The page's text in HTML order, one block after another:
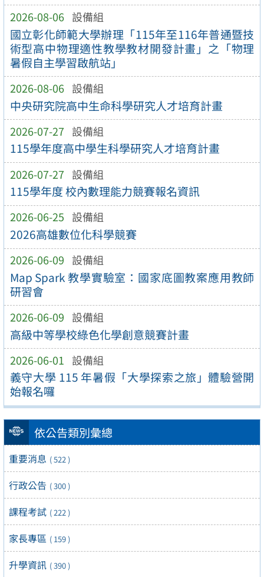
2026-08-06 設備組
國立彰化師範大學辦理「115年至116年普通暨技
術型高中物理適性教學教材開發計畫」之「物理
暑假自主學習啟航站」
2026-08-06 設備組
中央研究院高中生命科學研究人才培育計畫
2026-07-27 設備組
115學年度高中學生科學研究人才培育計畫
2026-07-27 設備組
115學年度 校內數理能力競賽報名資訊
2026-06-25 設備組
2026高雄數位化科學競賽
2026-06-09 設備組
Map Spark 教學實驗室：國家底圖教案應用教師
研習會
2026-06-09 設備組
高級中等學校綠色化學創意競賽計畫
2026-06-01 設備組
義守大學 115 年暑假「大學探索之旅」體驗營開
始報名囉
依公告類別彙總
重要消息 ( 522 )
行政公告 ( 300 )
課程考試 ( 222 )
家長專區 ( 159 )
升學資訊 ( 390 )